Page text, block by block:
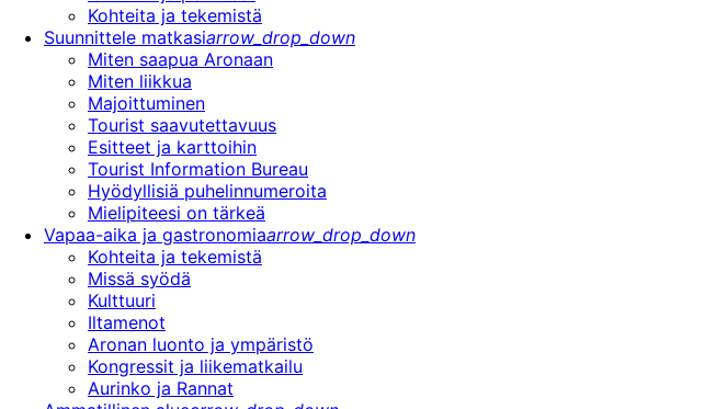
Kohteita ja tekemistä
Suunnittele matkasiarrow_drop_down
Miten saapua Aronaan
Miten liikkua
Majoittuminen
Tourist saavutettavuus
Esitteet ja karttoihin
Tourist Information Bureau
Hyödyllisiä puhelinnumeroita
Mielipiteesi on tärkeä
Vapaa-aika ja gastronomiaarrow_drop_down
Kohteita ja tekemistä
Missä syödä
Kulttuuri
Iltamenot
Aronan luonto ja ympäristö
Kongressit ja liikematkailu
Aurinko ja Rannat